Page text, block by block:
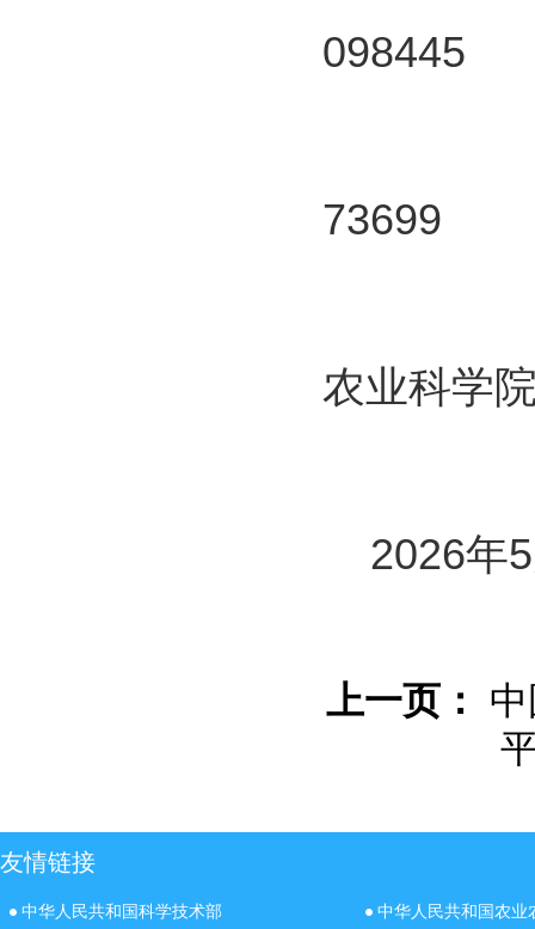
098445
73699
农业科学
2026年5
上一页：
友情链接
中华人民共和国科学技术部
中华人民共和国农业